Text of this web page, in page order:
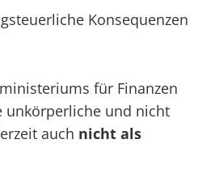
Konsequenzen
für Finanzen
unkörperliche und nicht
auch nicht als